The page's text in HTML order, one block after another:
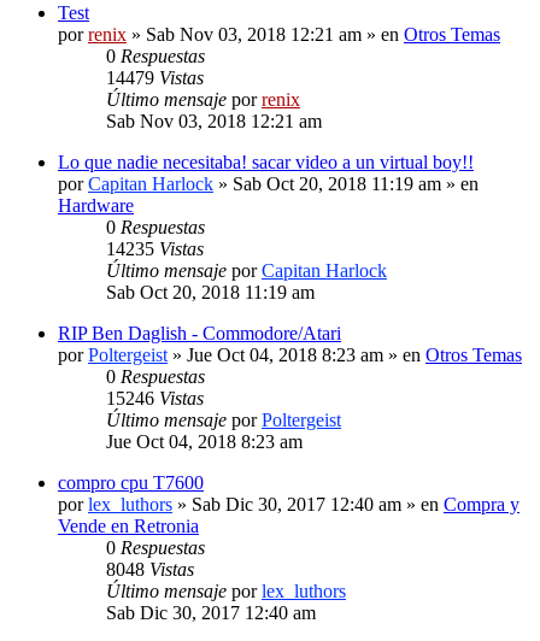
Test
porrenix » Sab Nov 03, 2018 12:21 am » en Otros Temas
0 Respuestas
14479 Vistas
Último mensaje porrenix
Sab Nov 03, 2018 12:21 am
Lo que nadie necesitaba! sacar video a un virtual boy!!
porCapitan Harlock » Sab Oct 20, 2018 11:19 am » en
Hardware
0 Respuestas
14235 Vistas
Último mensaje porCapitan Harlock
Sab Oct 20, 2018 11:19 am
RIP Ben Daglish - Commodore/Atari
porPoltergeist » Jue Oct 04, 2018 8:23 am » en Otros Temas
0 Respuestas
15246 Vistas
Último mensaje porPoltergeist
Jue Oct 04, 2018 8:23 am
compro cpu T7600
porlex_luthors » Sab Dic 30, 2017 12:40 am » en Compra y
Vende en Retronia
0 Respuestas
8048 Vistas
Último mensaje porlex_luthors
Sab Dic 30, 2017 12:40 am